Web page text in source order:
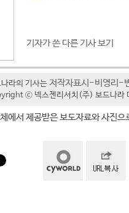
기자가 쓴 다른 기사 보기
라의 기사는저작자표시-비영리-
ⓒ 넥스젠리서치(주) 보드나라
에서 제공받은 보도자료와 사진